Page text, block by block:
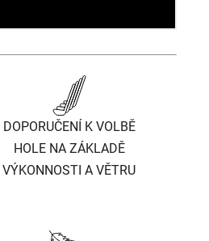
DOPORUČENÍ K VOLBĚ
HOLE NA ZÁKLADĚ
VÝKONNOSTI A VĚTRU